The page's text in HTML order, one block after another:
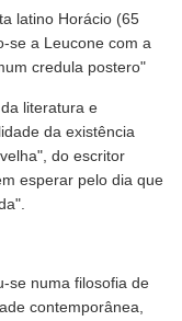
latino Horácio (65
se a Leucone com a
credula postero"
literatura e
da existência
do escritor
esperar pelo dia que
se numa filosofia de
contemporânea,